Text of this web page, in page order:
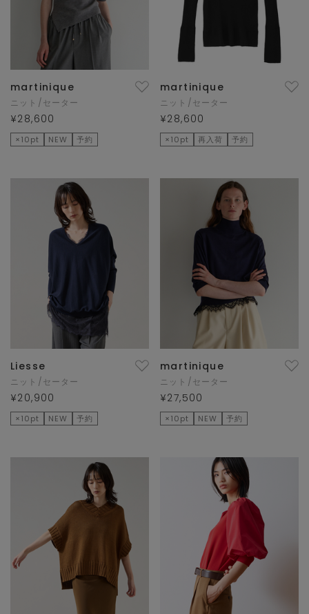
martinique
ニット/セーター
¥28,600
×10pt NEW 予約
martinique
ニット/セーター
¥28,600
×10pt 再入荷 予約
Liesse
ニット/セーター
¥20,900
×10pt NEW 予約
martinique
ニット/セーター
¥27,500
×10pt NEW 予約